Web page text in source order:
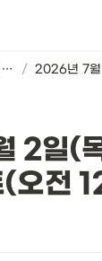
지난 업데이트 기록 /
2일(
(오전